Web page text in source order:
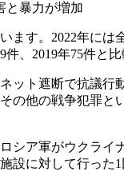
と暴力が増加
す。2022年には
、2019年75件と
ット遮断で抗議行
の他の戦争犯罪と
シア軍がウクラ
設に対して行った